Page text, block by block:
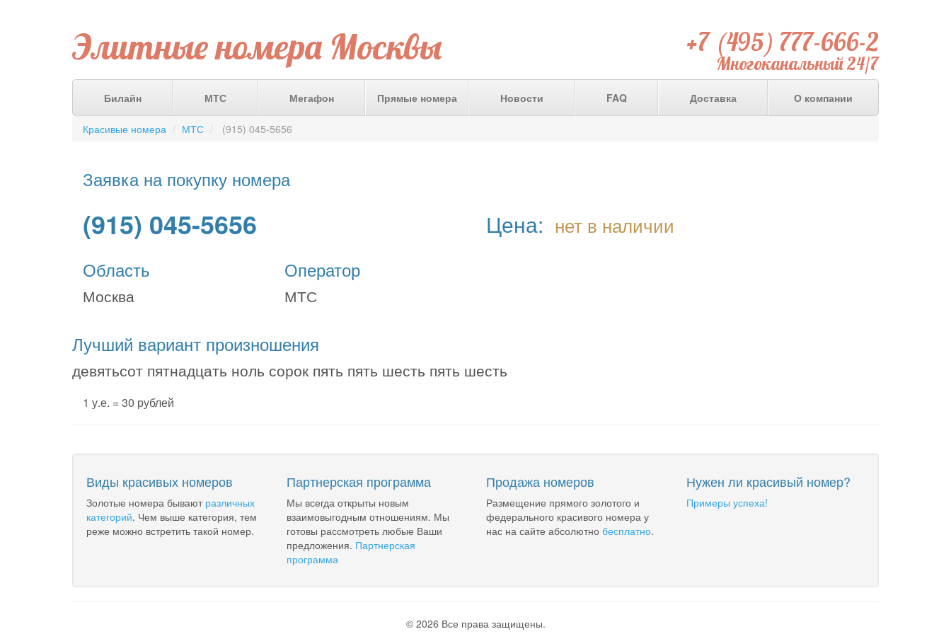
Элитные номера Москвы +7 (495) 777-666-2
Многоканальный 24/7
Билайн МТС Мегафон Прямые номера Новости FAQ Доставка О компании
Красивые номера МТС (915) 045-5656
Заявка на покупку номера
(915) 045-5656 Цена: нет в наличии
Область
Москва
Оператор
МТС
Лучший вариант произношения
девятьсот пятнадцать ноль сорок пять пять шесть пять шесть
1 у.е. = 30 рублей
Виды красивых номеров
Золотые номера бывают различных
категорий. Чем выше категория, тем
реже можно встретить такой номер.
Партнерская программа
Мы всегда открыты новым
взаимовыгодным отношениям. Мы
готовы рассмотреть любые Ваши
предложения. Партнерская
программа
Продажа номеров
Размещение прямого золотого и
федерального красивого номера у
нас на сайте абсолютно бесплатно.
Нужен ли красивый номер?
Примеры успеха!
© 2026 Все права защищены.